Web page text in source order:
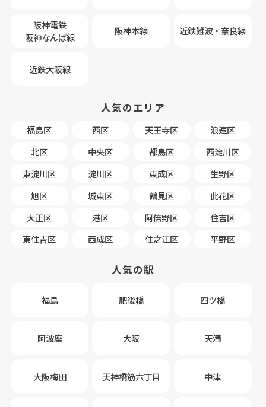
阪神電鉄
阪神なんば線
阪神本線 近鉄難波・奈良線
近鉄大阪線
人気のエリア
福島区 西区 天王寺区
浪速区
北区
中央区 都島区
西淀川区
東淀川区
淀川区 東成区
生野区
旭区
城東区 鶴見区
此花区
大正区
港区 阿倍野区
住吉区
東住吉区
西成区 住之江区 平野区
人気の駅
福島 肥後橋 四ツ橋
阿波座 大阪 天満
大阪梅田 天神橋筋六丁目 中津